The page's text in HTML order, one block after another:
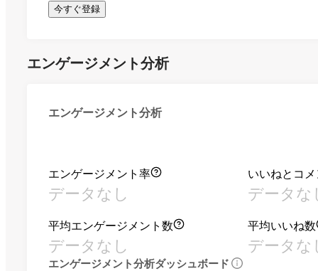
今すぐ登録
エンゲージメント分析
エンゲージメント分析
エンゲージメント率
データなし
いいねとコ
データな
平均エンゲージメント数
データなし
平均いいね数
データな
エンゲージメント分析ダッシュボード